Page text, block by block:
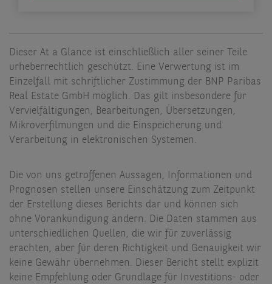
Dieser At a Glance ist einschließlich aller seiner Teile
urheberrechtlich geschützt. Eine Verwertung ist im
Einzelfall mit schriftlicher Zustimmung der BNP Paribas
Real Estate GmbH möglich. Das gilt insbesondere für
Vervielfältigungen, Bearbeitungen, Übersetzungen,
Mikroverfilmungen und die Einspeicherung und
Verarbeitung in elektronischen Systemen.
Die von uns getroffenen Aussagen, Informationen und
Prognosen stellen unsere Einschätzung zum Zeitpunkt
der Erstellung dieses Berichts dar und können sich
ohne Vorankündigung ändern. Die Daten stammen aus
unterschiedlichen Quellen, die wir für zuverlässig
erachten, aber für deren Richtigkeit und Genauigkeit wir
keine Gewähr übernehmen. Dieser Bericht stellt explizit
keine Empfehlung oder Grundlage für Investitions- oder